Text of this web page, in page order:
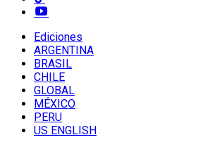
Ediciones
ARGENTINA
BRASIL
CHILE
GLOBAL
MÉXICO
PERU
US ENGLISH